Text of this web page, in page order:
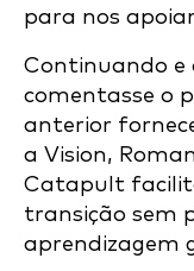
para nos
Continuando e
comentasse o
anterior
a Vision,
Catapult
transição sem
aprendizagem